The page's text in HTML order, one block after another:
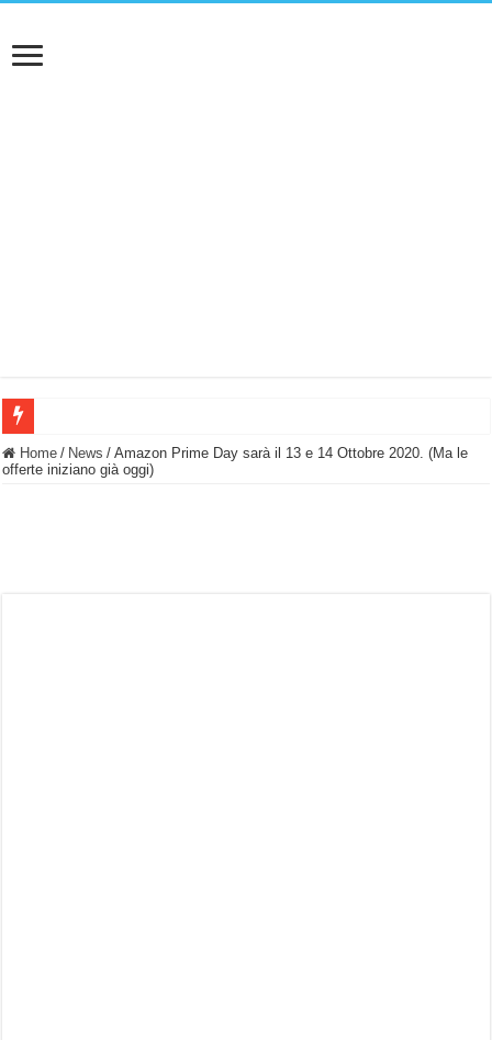
BASTA FATICARE! Questo robot tagliaerba lo appoggi e fa tutto lui! (Senza
Home / News / Amazon Prime Day sarà il 13 e 14 Ottobre 2020. (Ma le
offerte iniziano già oggi)